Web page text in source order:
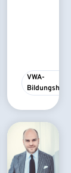
VWA-
Bildungshaus